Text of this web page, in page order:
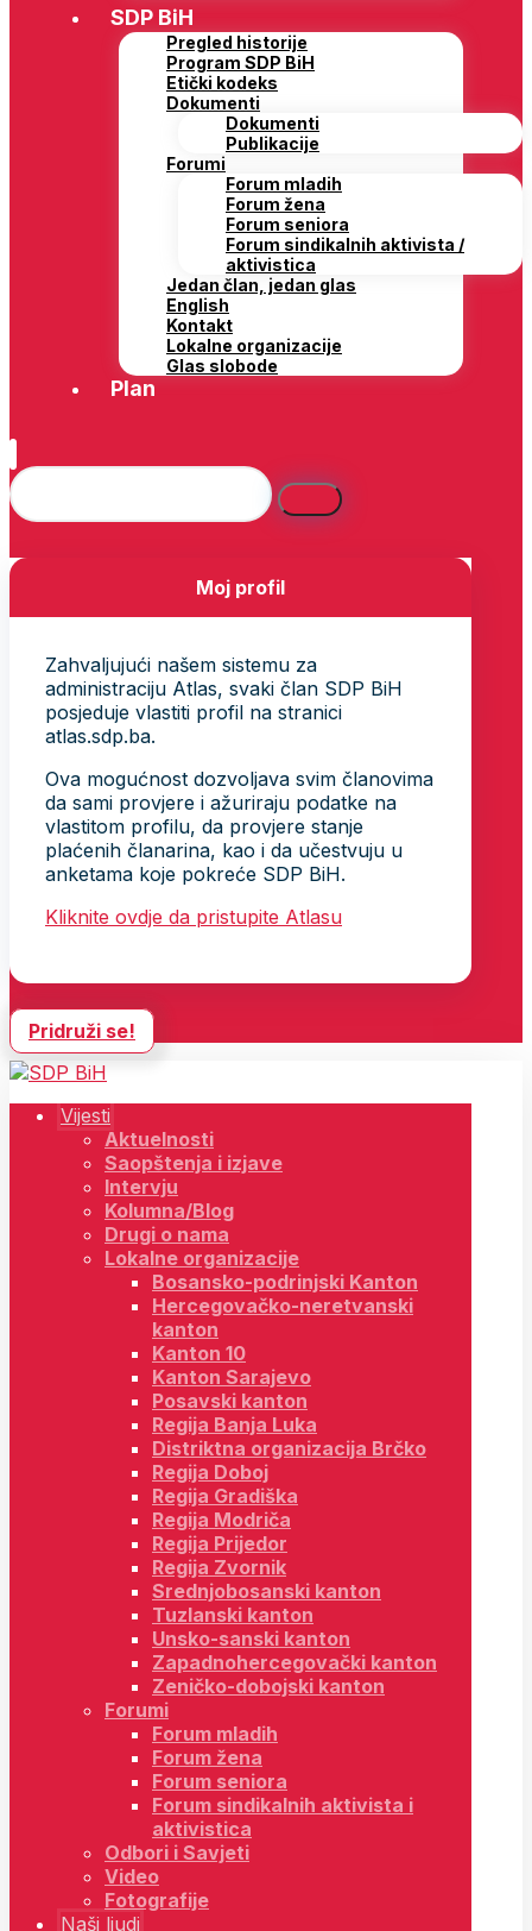
SDP BiH
Pregled historije
Program SDP BiH
Etički kodeks
Dokumenti
Dokumenti
Publikacije
Forumi
Forum mladih
Forum žena
Forum seniora
Forum sindikalnih aktivista /
aktivistica
Jedan član, jedan glas
English
Kontakt
Lokalne organizacije
Glas slobode
Plan
Moj profil
Zahvaljujući našem sistemu za
administraciju Atlas, svaki član SDP BiH
posjeduje vlastiti profil na stranici
atlas.sdp.ba.
Ova mogućnost dozvoljava svim članovima
da sami provjere i ažuriraju podatke na
vlastitom profilu, da provjere stanje
plaćenih članarina, kao i da učestvuju u
anketama koje pokreće SDP BiH.
Kliknite ovdje da pristupite Atlasu
Pridruži se!
Vijesti
Aktuelnosti
Saopštenja i izjave
Intervju
Kolumna/Blog
Drugi o nama
Lokalne organizacije
Bosansko-podrinjski Kanton
Hercegovačko-neretvanski
kanton
Kanton 10
Kanton Sarajevo
Posavski kanton
Regija Banja Luka
Distriktna organizacija Brčko
Regija Doboj
Regija Gradiška
Regija Modriča
Regija Prijedor
Regija Zvornik
Srednjobosanski kanton
Tuzlanski kanton
Unsko-sanski kanton
Zapadnohercegovački kanton
Zeničko-dobojski kanton
Forumi
Forum mladih
Forum žena
Forum seniora
Forum sindikalnih aktivista i
aktivistica
Odbori i Savjeti
Video
Fotografije
Naši ljudi